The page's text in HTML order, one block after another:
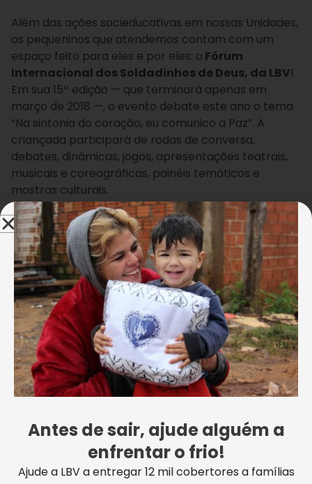
Além das ações socieducativas em nossas Unidades,
os pequeninos que atendemos contam com um
espaço feito para eles e por eles: o Fórum
Internacional dos Soldadinhos de Deus, da LBV!
Em sua 15ª edição — que terminará apenas em
março de 2018 —, o evento debate este ano o tema
“Na sintonia do coração, eu comunico a Paz”. A
criançada participará de rodas de conversa,
debates, dinâmicas, jogos, apresentações teatrais,
musicais e coreográficas, painéis temáticos e
mostras culturais.
“Ah, mas esse é um tema muito difícil de trabalhar
com criança”, alguém pode questionar. Que nada!
Os Soldadinhos de Deus, como são chamadas
carinhosamente na LBV, já são agentes
pacificadores não do futuro, mas do presente!
Separamos as palavras de alguns deles para você
saber o que eles pensam sobre o assunto. Olha só
que legal!
Wellington Carvalho
Wellington Carvalho
Antes de sair, ajude alguém a
enfrentar o frio!
Ajude a LBV a entregar 12 mil cobertores a famílias